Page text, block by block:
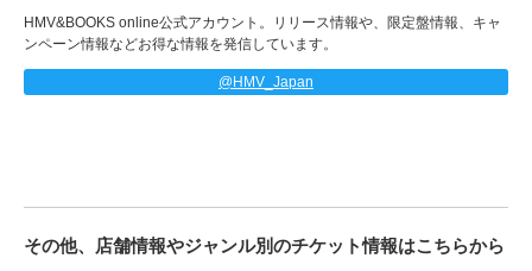
HMV&BOOKS online公式アカウント。リリース情報や、限定盤情報、キャ
ンペーン情報などお得な情報を発信しています。
@HMV_Japan
その他、店舗情報やジャンル別のチケット情報はこちらから